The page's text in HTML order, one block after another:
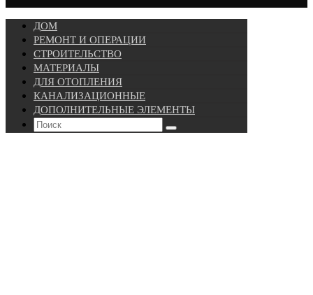
ДОМ
РЕМОНТ И ОПЕРАЦИИ
СТРОИТЕЛЬСТВО
МАТЕРИАЛЫ
ДЛЯ ОТОПЛЕНИЯ
КАНАЛИЗАЦИОННЫЕ
ДОПОЛНИТЕЛЬНЫЕ ЭЛЕМЕНТЫ